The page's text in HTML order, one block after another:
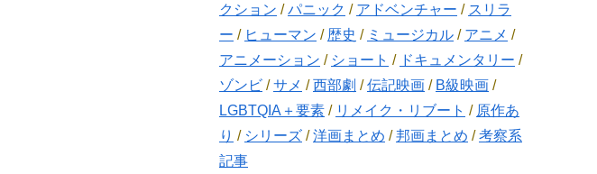
クション /パニック / アドベンチャー / スリラ
ー / ヒューマン / 歴史 / ミュージカル / アニメ /
アニメーション / ショート / ドキュメンタリー /
ゾンビ /サメ /西部劇 /伝記映画 / B級映画 /
LGBTQIA＋要素 / リメイク・リブート / 原作あ
り / シリーズ /洋画まとめ /邦画まとめ /考察系
記事